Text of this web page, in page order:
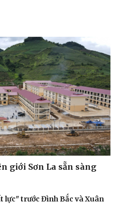
Blog
Tình yêu - Gia đình
giới Sơn La sẵn sàng
lực" trước Đình Bắc và Xuân